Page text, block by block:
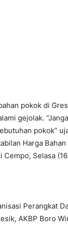
pokok di
gejolak.
pokok”
Harga
Selasa
Perangkat
AKBP Boro